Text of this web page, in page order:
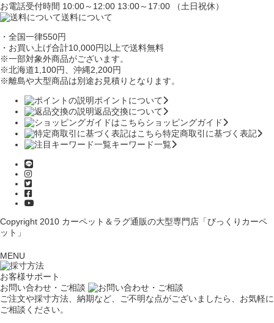
お電話受付時間 10:00～12:00 13:00～17:00 （土日祝休）
送料について
・全国一律550円
・お買い上げ合計10,000円 以上で送料無料
※一部対象外商品がございます。
※北海道1,100円
、沖縄2,200円
※離島や大型商品は別途お見積りとなります。
ポイントについて
返品交換について
ショッピングガイド
特定商取引に基づく表記
キーワード一覧
Copyright 2010 カーペット＆ラグ通販の大型専門店「びっくりカーペ
ット」
MENU
お客様サポート
お問い合わせ・ご相談
ご注文や採寸方法、納期など、ご不明な点がございましたら、お気軽に
ご相談ください。